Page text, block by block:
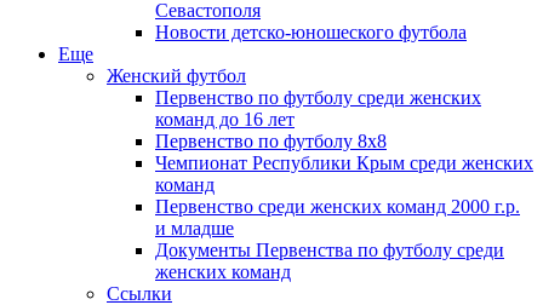
Севастополя
Новости детско-юношеского футбола
Еще
Женский футбол
Первенство по футболу среди женских
команд до 16 лет
Первенство по футболу 8х8
Чемпионат Республики Крым среди женских
команд
Первенство среди женских команд 2000 г.р.
и младше
Документы Первенства по футболу среди
женских команд
Ссылки